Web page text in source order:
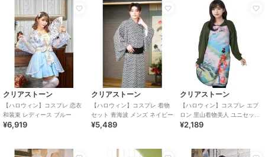
クリアストーン
【ハロウィン】コスプレ 恋衣
和装束 レディース ブルー
¥6,919
クリアストーン
【ハロウィン】コスプレ 着物
セット 青海波 メンズ ネイビー
¥5,489
クリアストーン
【ハロウィン】コスプレ エプ
ロン 里山着物美人 ユニセック
ス ブルー
¥2,189